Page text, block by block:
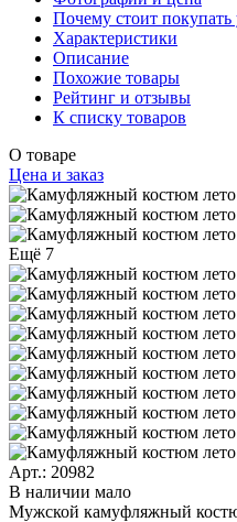
Почему стоит покупать
Характеристики
Описание
Похожие товары
Рейтинг и отзывы
К списку товаров
О товаре
Цена и заказ
Ещё 7
Арт.: 20982
В наличии мало
Мужской камуфляжный